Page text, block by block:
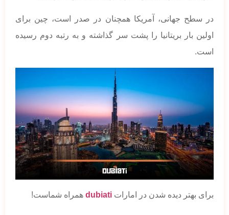
در سطح جهانی، آمریکا همچنان در صدر است، چین برای
اولین بار بریتانیا را پشت سر گذاشته و به رتبه دوم رسیده
است.
برای بهتر دیده شدن در امارات dubiati همراه شماست!